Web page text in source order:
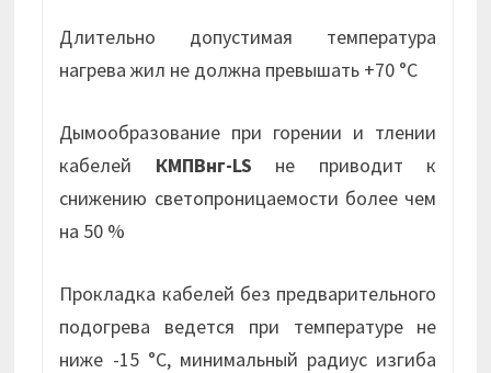
Длительно допустимая температура
нагрева жил не должна превышать +70 °С
Дымообразование при горении и тлении
кабелей КМПВнг-LS не приводит к
снижению светопроницаемости более чем
на 50 %
Прокладка кабелей без предварительного
подогрева ведется при температуре не
ниже -15 °С, минимальный радиус изгиба